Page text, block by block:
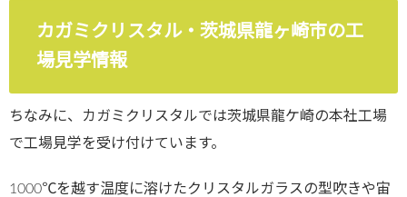
カガミクリスタル・茨城県龍ヶ崎市の工
場見学情報
ちなみに、カガミクリスタルでは茨城県龍ケ崎の本社工場
で工場見学を受け付けています。
1000℃を越す温度に溶けたクリスタルガラスの型吹きや宙